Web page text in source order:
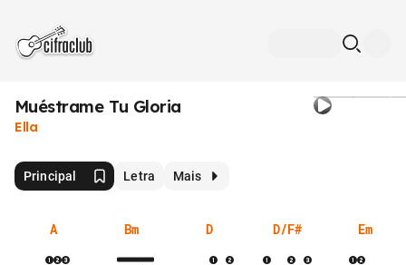
Muéstrame Tu Gloria
Ella
Principal Letra Mais
A Bm D D/F# Em